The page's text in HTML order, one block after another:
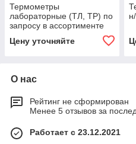
Термометры
лабораторные (ТЛ, ТР) по
запросу в ассортименте
Цену уточняйте
О нас
Рейтинг не сформирован
Менее 5 отзывов за
Работает с 23.12.2021